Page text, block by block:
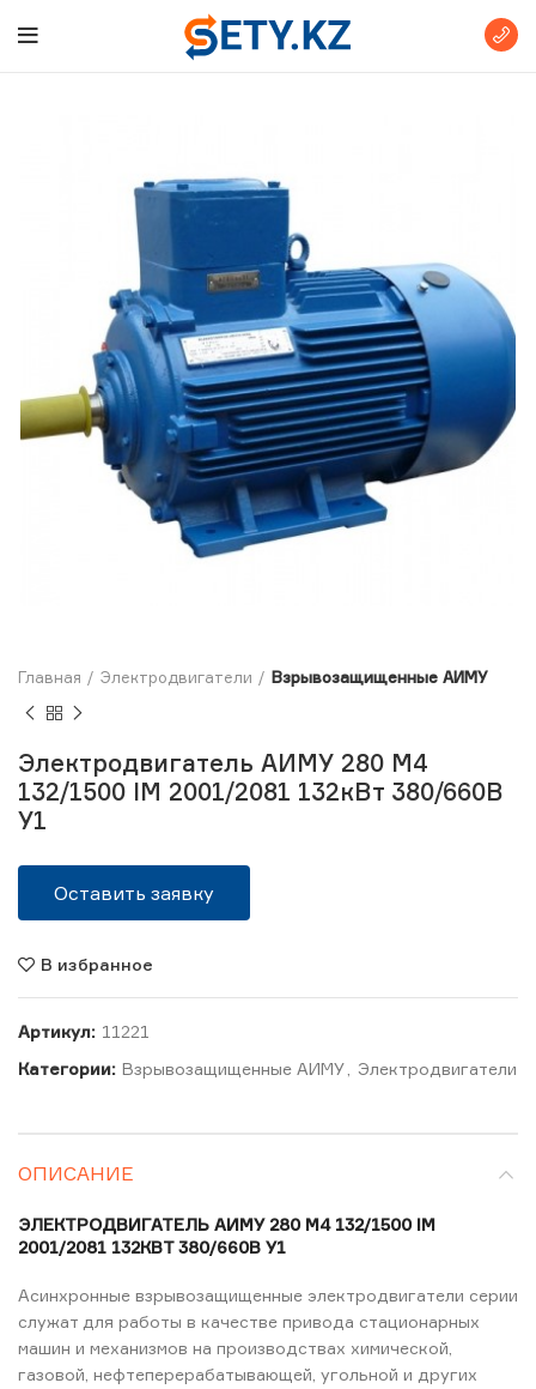
Главная Электродвигатели Взрывозащищенные АИМУ
Электродвигатель АИМУ 280 М4
132/1500 IM 2001/2081 132кВт 380/660В
У1
Оставить заявку
В избранное
Артикул: 11221
Категории: Взрывозащищенные АИМУ Электродвигатели
ОПИСАНИЕ
ЭЛЕКТРОДВИГАТЕЛЬ АИМУ 280 М4 132/1500 IM
2001/2081 132КВТ 380/660В У1
Асинхронные взрывозащищенные электродвигатели серии
служат для работы в качестве привода стационарных
машин и механизмов на производствах химической,
газовой, нефтеперерабатывающей, угольной и других